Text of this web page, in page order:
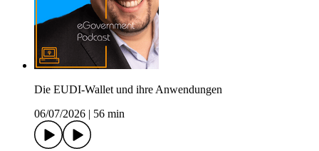
Die EUDI-Wallet und ihre Anwendungen
06/07/2026
56 min